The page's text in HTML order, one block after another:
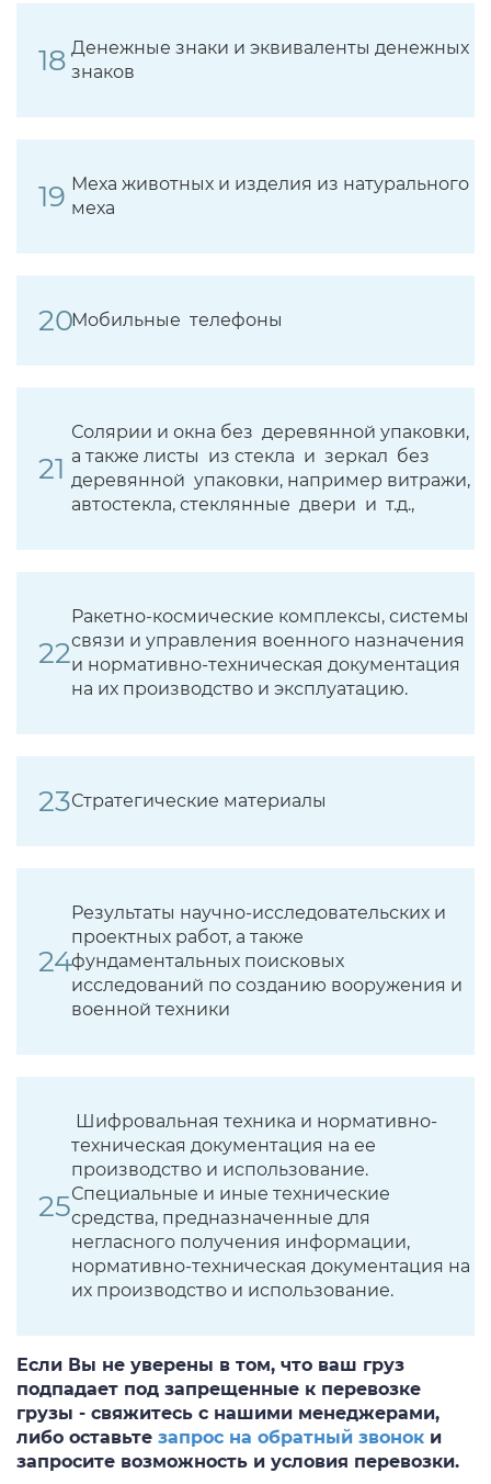
Денежные знаки и эквиваленты денежных
знаков
Меха животных и изделия из натурального
меха
Мобильные телефоны
Солярии и окна без деревянной упаковки,
а также листы из стекла и зеркал без
деревянной упаковки, например витражи,
автостекла, стеклянные двери и т.д.,
Ракетно-космические комплексы, системы
связи и управления военного назначения
и нормативно-техническая документация
на их производство и эксплуатацию.
Стратегические материалы
Результаты научно-исследовательских и
проектных работ, а также
фундаментальных поисковых
исследований по созданию вооружения и
военной техники
Шифровальная техника и нормативно-
техническая документация на ее
производство и использование.
Специальные и иные технические
средства, предназначенные для
негласного получения информации,
нормативно-техническая документация на
их производство и использование.
Если Вы не уверены в том, что ваш груз
подпадает под запрещенные к перевозке
грузы - свяжитесь с нашими менеджерами,
либо оставьте запрос на обратный звонок и
запросите возможность и условия перевозки.